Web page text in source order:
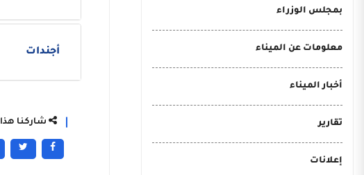
بمجلس الوزراء
معلومات عن الميناء
أخبار الميناء
تقارير
إعلانات
أجندات
شاركنا هذا